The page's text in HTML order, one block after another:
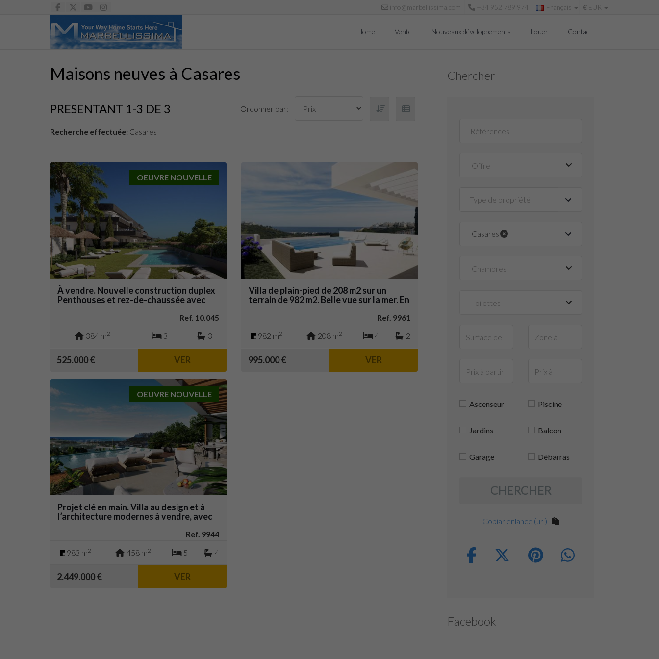
info@marbellissima.com +34 952 789 974 Français € EUR
Home Vente Nouveaux développements Louer Contact
Maisons neuves à Casares
PRESENTANT 1-3 DE 3 Ordonner par:
Recherche effectuée: Casares
OEUVRE NOUVELLE
À vendre. Nouvelle construction duplex
Penthouses et rez-de-chaussée avec
Ref. 10.045
384 m2 3 3
525.000 € VER
Villa de plain-pied de 208 m2 sur un
terrain de 982 m2. Belle vue sur la mer. En
Ref. 9961
982 m2 208 m2 4 2
995.000 € VER
OEUVRE NOUVELLE
Projet clé en main. Villa au design et à
l’architecture modernes à vendre, avec
Ref. 9944
983 m2 458 m2 5 4
2.449.000 € VER
Chercher
Type de propriété ▼
Casares
Ascenseur Piscine
Jardins Balcon
Garage Débarras
CHERCHER
Copiar enlance (url)
Facebook